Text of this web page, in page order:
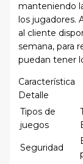
manteniendo
los jugadores.
al cliente
semana, para
puedan tener
Característica
Detalle
Tipos de
juegos
Seguridad